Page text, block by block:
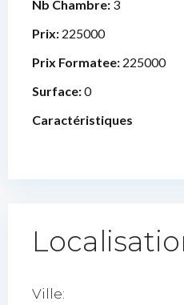
Nb Chambre: 3
Prix: 225000
Prix Formatee: 225000
Surface:0
Caractéristiques
Ville: